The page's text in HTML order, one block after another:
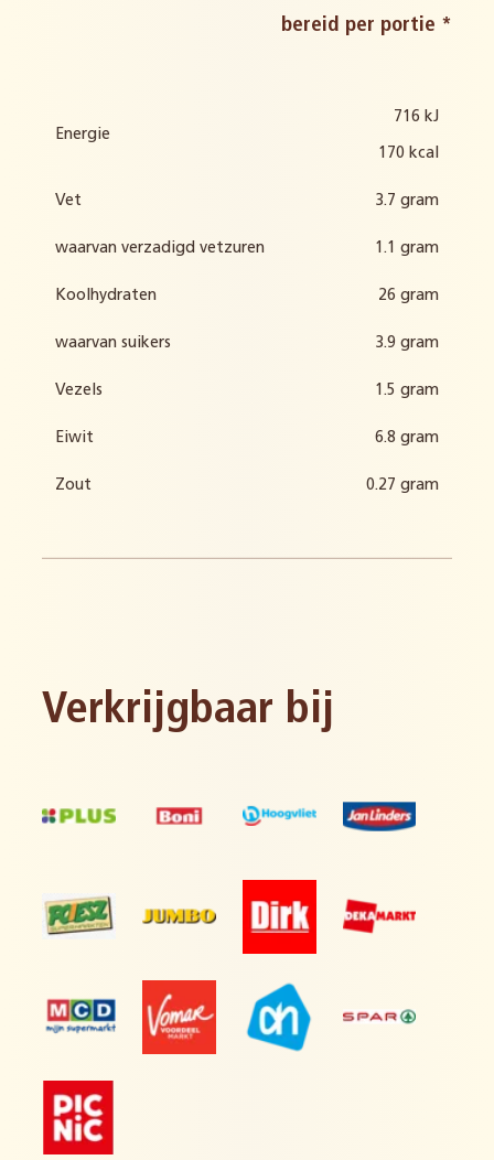
ei en derivaten
bereid per portie *
Energie
716 kJ
170 kcal
Vet 3.7 gram
waarvan verzadigd vetzuren 1.1 gram
Koolhydraten 26 gram
waarvan suikers 3.9 gram
Vezels 1.5 gram
Eiwit 6.8 gram
Zout 0.27 gram
Verkrijgbaar bij